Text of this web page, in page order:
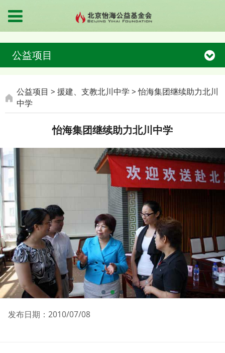
公益项目
怡海集团继续助力北川
中学
公益项目 >援建、支教北川中学 >怡海集团继续助力北川
中学
怡海集团继续助力北川中学
发布日期：2010/07/08